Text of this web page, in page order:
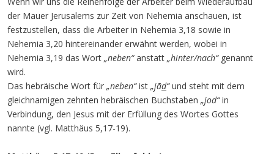
der Mauer Jerusalems zur Zeit von Nehemia anschauen, ist
festzustellen, dass die Arbeiter in Nehemia 3,18 sowie in
Nehemia 3,20 hintereinander erwähnt werden, wobei in
Nehemia 3,19 das Wort „neben“anstatt „hinter/nach“genannt
wird.
Das hebräische Wort für „neben“ist „jād“und steht mit dem
gleichnamigen zehnten hebräischen Buchstaben „jod“in
Verbindung, den Jesus mit der Erfüllung des Wortes Gottes
nannte (vgl. Matthäus 5,17-19).